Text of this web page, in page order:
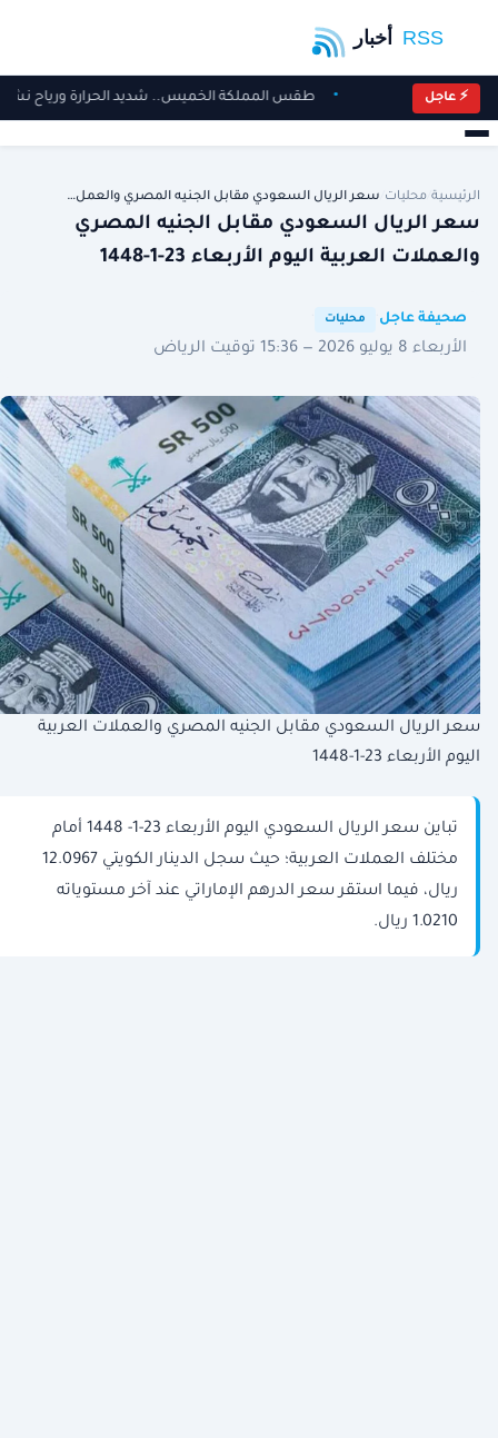
⚡ عاجل طقس المملكة الخميس.. شديد الحرارة ورياح
الرئيسية محليات سعر الريال السعودي مقابل الجنيه المصري والعمل…
سعر الريال السعودي مقابل الجنيه المصري
والعملات العربية اليوم الأربعاء 23-1-1448
صحيفة عاجل محليات
الأربعاء 8 يوليو 2026 — 15:36 توقيت الرياض
سعر الريال السعودي مقابل الجنيه المصري والعملات العربية
اليوم الأربعاء 23-1-1448
تباين سعر الريال السعودي اليوم الأربعاء 23-1- 1448 أمام
مختلف العملات العربية؛ حيث سجل الدينار الكويتي 12.0967
ريال، فيما استقر سعر الدرهم الإماراتي عند آخر مستوياته
1.0210 ريال.